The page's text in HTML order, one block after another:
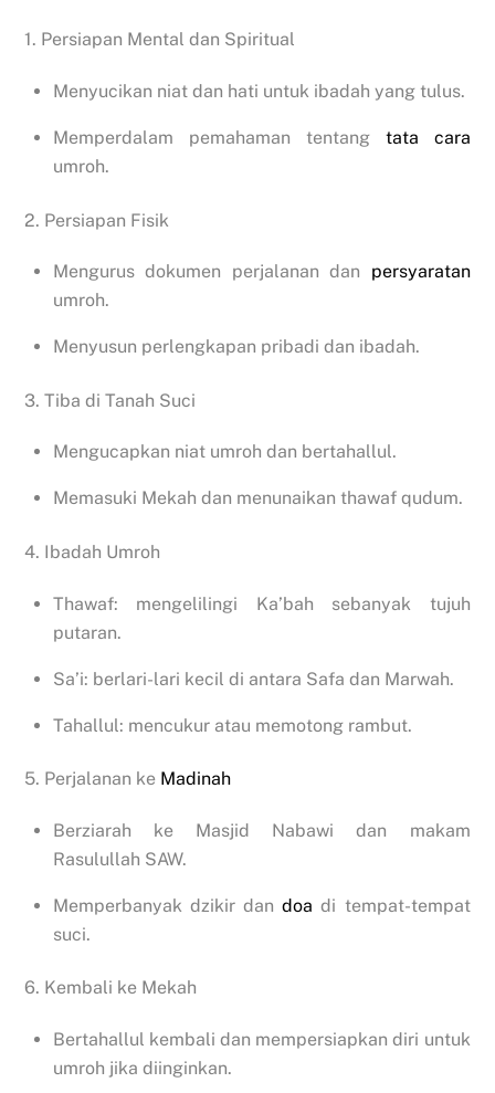
1. Persiapan Mental dan Spiritual
Menyucikan niat dan hati untuk ibadah yang tulus.
Memperdalam pemahaman tentang tata cara
umroh.
2. Persiapan Fisik
Mengurus dokumen perjalanan dan persyaratan
umroh.
Menyusun perlengkapan pribadi dan ibadah.
3. Tiba di Tanah Suci
Mengucapkan niat umroh dan bertahallul.
Memasuki Mekah dan menunaikan thawaf qudum.
4. Ibadah Umroh
Thawaf: mengelilingi Ka’bah sebanyak tujuh
putaran.
Sa’i: berlari-lari kecil di antara Safa dan Marwah.
Tahallul: mencukur atau memotong rambut.
5. Perjalanan ke Madinah
Berziarah ke Masjid Nabawi dan makam
Rasulullah SAW.
Memperbanyak dzikir dandoa di tempat-tempat
suci.
6. Kembali ke Mekah
Bertahallul kembali dan mempersiapkan diri untuk
umroh jika diinginkan.